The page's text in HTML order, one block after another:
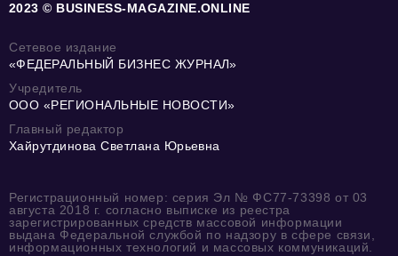
2023 © BUSINESS-MAGAZINE.ONLINE
Сетевое издание
«ФЕДЕРАЛЬНЫЙ БИЗНЕС ЖУРНАЛ»
Учредитель
ООО «РЕГИОНАЛЬНЫЕ НОВОСТИ»
Главный редактор
Хайрутдинова Светлана Юрьевна
Регистрационный номер: серия Эл № ФС77-73398 от 03
августа 2018 г. согласно выписке из реестра
зарегистрированных средств массовой информации
выдана Федеральной службой по надзору в сфере связи,
информационных технологий и массовых коммуникаций.